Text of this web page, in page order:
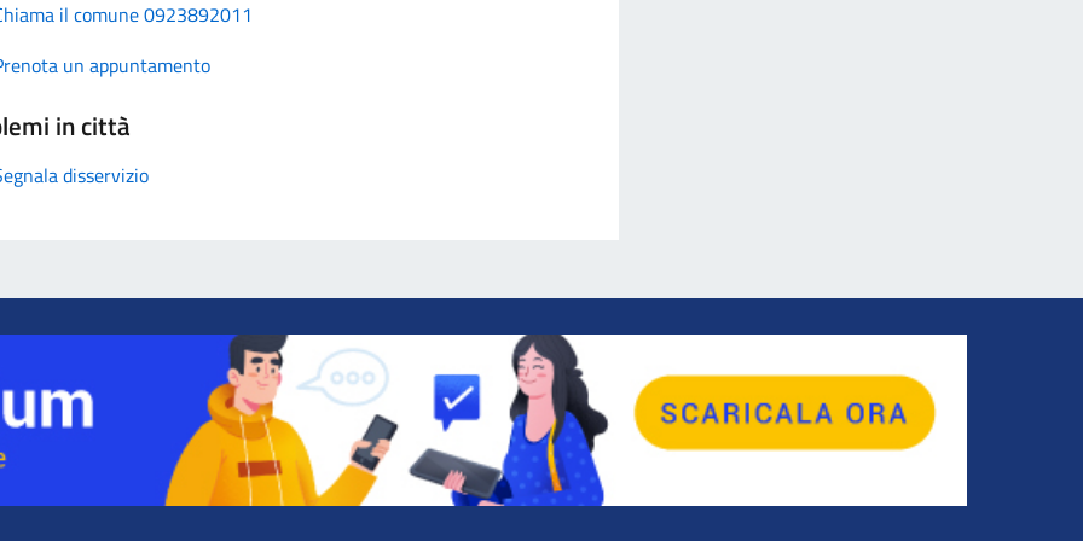
il comune 0923892011
un appuntamento
in città
disservizio